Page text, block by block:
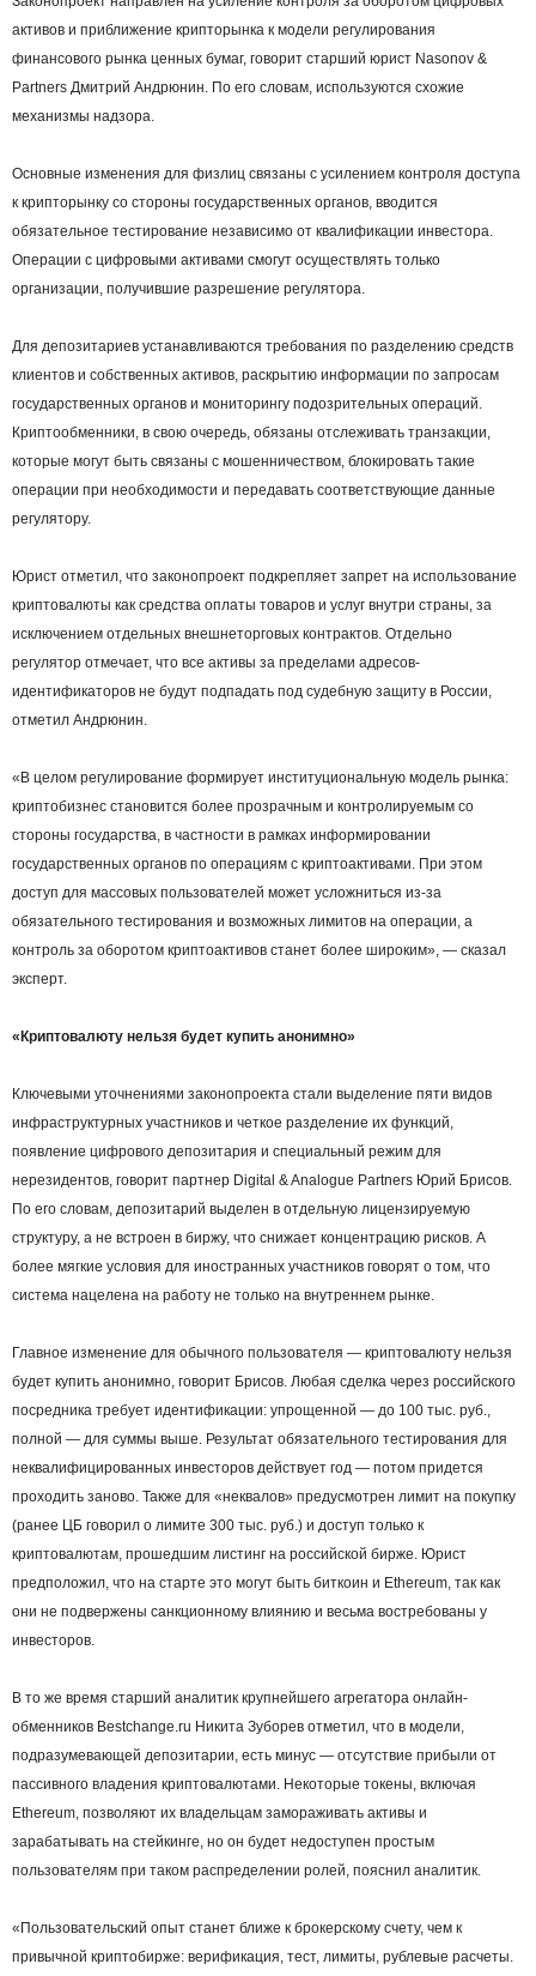
активов и приближение крипторынка к модели регулирования
финансового рынка ценных бумаг, говорит старший юрист Nasonov &
Partners Дмитрий Андрюнин. По его словам, используются схожие
механизмы надзора.
Основные изменения для физлиц связаны с усилением контроля доступа
к крипторынку со стороны государственных органов, вводится
обязательное тестирование независимо от квалификации инвестора.
Операции с цифровыми активами смогут осуществлять только
организации, получившие разрешение регулятора.
Для депозитариев устанавливаются требования по разделению средств
клиентов и собственных активов, раскрытию информации по запросам
государственных органов и мониторингу подозрительных операций.
Криптообменники, в свою очередь, обязаны отслеживать транзакции,
которые могут быть связаны с мошенничеством, блокировать такие
операции при необходимости и передавать соответствующие данные
регулятору.
Юрист отметил, что законопроект подкрепляет запрет на использование
криптовалюты как средства оплаты товаров и услуг внутри страны, за
исключением отдельных внешнеторговых контрактов. Отдельно
регулятор отмечает, что все активы за пределами адресов-
идентификаторов не будут подпадать под судебную защиту в России,
отметил Андрюнин.
«В целом регулирование формирует институциональную модель рынка:
криптобизнес становится более прозрачным и контролируемым со
стороны государства, в частности в рамках информировании
государственных органов по операциям с криптоактивами. При этом
доступ для массовых пользователей может усложниться из-за
обязательного тестирования и возможных лимитов на операции, а
контроль за оборотом криптоактивов станет более широким», — сказал
эксперт.
«Криптовалюту нельзя будет купить анонимно»
Ключевыми уточнениями законопроекта стали выделение пяти видов
инфраструктурных участников и четкое разделение их функций,
появление цифрового депозитария и специальный режим для
нерезидентов, говорит партнер Digital & Analogue Partners Юрий Брисов.
По его словам, депозитарий выделен в отдельную лицензируемую
структуру, а не встроен в биржу, что снижает концентрацию рисков. А
более мягкие условия для иностранных участников говорят о том, что
система нацелена на работу не только на внутреннем рынке.
Главное изменение для обычного пользователя — криптовалюту нельзя
будет купить анонимно, говорит Брисов. Любая сделка через российского
посредника требует идентификации: упрощенной — до 100 тыс. руб.,
полной — для суммы выше. Результат обязательного тестирования для
неквалифицированных инвесторов действует год — потом придется
проходить заново. Также для «неквалов» предусмотрен лимит на покупку
(ранее ЦБ говорил о лимите 300 тыс. руб.) и доступ только к
криптовалютам, прошедшим листинг на российской бирже. Юрист
предположил, что на старте это могут быть биткоин и Ethereum, так как
они не подвержены санкционному влиянию и весьма востребованы у
инвесторов.
В то же время старший аналитик крупнейшего агрегатора онлайн-
обменников Bestchange.ru Никита Зуборев отметил, что в модели,
подразумевающей депозитарии, есть минус — отсутствие прибыли от
пассивного владения криптовалютами. Некоторые токены, включая
Ethereum, позволяют их владельцам замораживать активы и
зарабатывать на стейкинге, но он будет недоступен простым
пользователям при таком распределении ролей, пояснил аналитик.
«Пользовательский опыт станет ближе к брокерскому счету, чем к
привычной криптобирже: верификация, тест, лимиты, рублевые расчеты.